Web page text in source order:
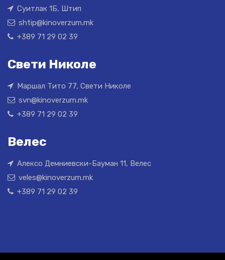
Суитлак 1Б, Штип
shtip@kinoverzum.mk
+389 71 29 02 39
Свети Николе
Маршал Тито 77, Свети Николе
svn@kinoverzum.mk
+389 71 29 02 39
Велес
Алексо Демниевски-Бауман 11, Велес
veles@kinoverzum.mk
+389 71 29 02 39